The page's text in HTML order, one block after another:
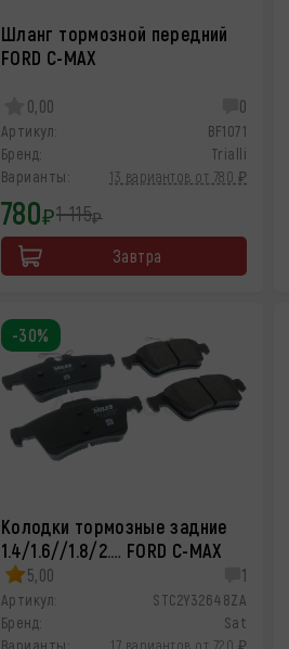
Шланг тормозной передний
FORD C-MAX
0,00 0
Артикул:
BF1071
Бренд:
Trialli
Варианты:
13 вариантов от 780 ₽
780₽1 115₽
Завтра
Колодки тормозные задние
1.4/1.6//1.8/2.… FORD C-MAX
5,00 1
Артикул:
STC2Y32648ZA
Бренд:
Sat
Варианты:
17 вариантов от 720 ₽
-30%